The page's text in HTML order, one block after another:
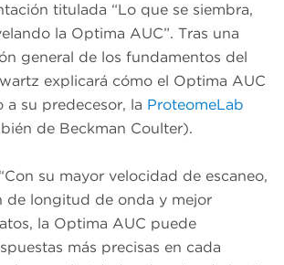
titulada “Lo que se siembra,
la Optima AUC”. Tras una
general de los fundamentos del
explicará cómo el Optima AUC
a su predecesor, la ProteomeLab
de Beckman Coulter).
su mayor velocidad de escaneo,
de longitud de onda y mejor
la Optima AUC puede
más precisas en cada